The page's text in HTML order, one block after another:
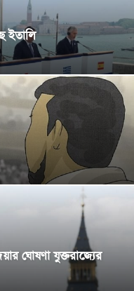
ইতালি
ঘোষণা যুক্তরাজ্যের